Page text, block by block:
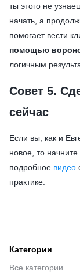
Категории
Все категории
ты этого не
начать, а
помогает вести
помощью
логичным
Совет 5.
сейчас
Если вы, как и
новое, то
подробное видео
практике.